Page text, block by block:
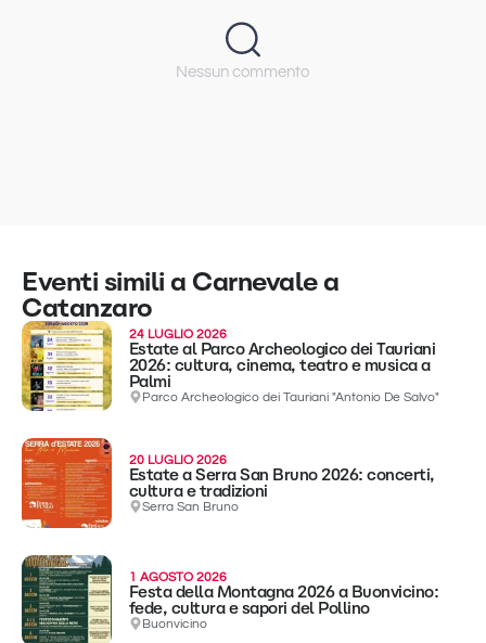
Nessun commento
Eventi simili a Carnevale a
Catanzaro
24 LUGLIO 2026
Estate al Parco Archeologico dei Tauriani
2026: cultura, cinema, teatro e musica a
Palmi
Parco Archeologico dei Tauriani "Antonio De Salvo"
20 LUGLIO 2026
Estate a Serra San Bruno 2026: concerti,
cultura e tradizioni
Serra San Bruno
1 AGOSTO 2026
Festa della Montagna 2026 a Buonvicino:
fede, cultura e sapori del Pollino
Buonvicino